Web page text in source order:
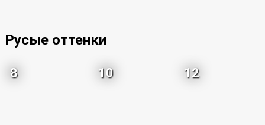
Русые оттенки
8 10 12